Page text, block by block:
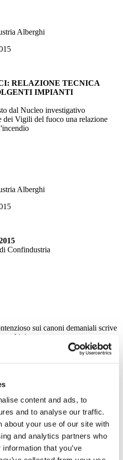
content and ads, to
and to analyse our traffic.
about your use of our site with
and analytics partners who
that you’ve
Alberghi
RELAZIONE TECNICA
IMPIANTI
dal Nucleo investigativo
dei Vigili del fuoco una relazione
Alberghi
Confindustria
sui canoni demaniali scrive
di competere sul mercato
questa direzione la legge 296/2006,
l’aumento dei canoni demaniali e
ritenuto indispensabile ricorrere alla
Ministri competenti. L’applicazione
demaniali già
economico della gestione di
possibili futuri investitori.